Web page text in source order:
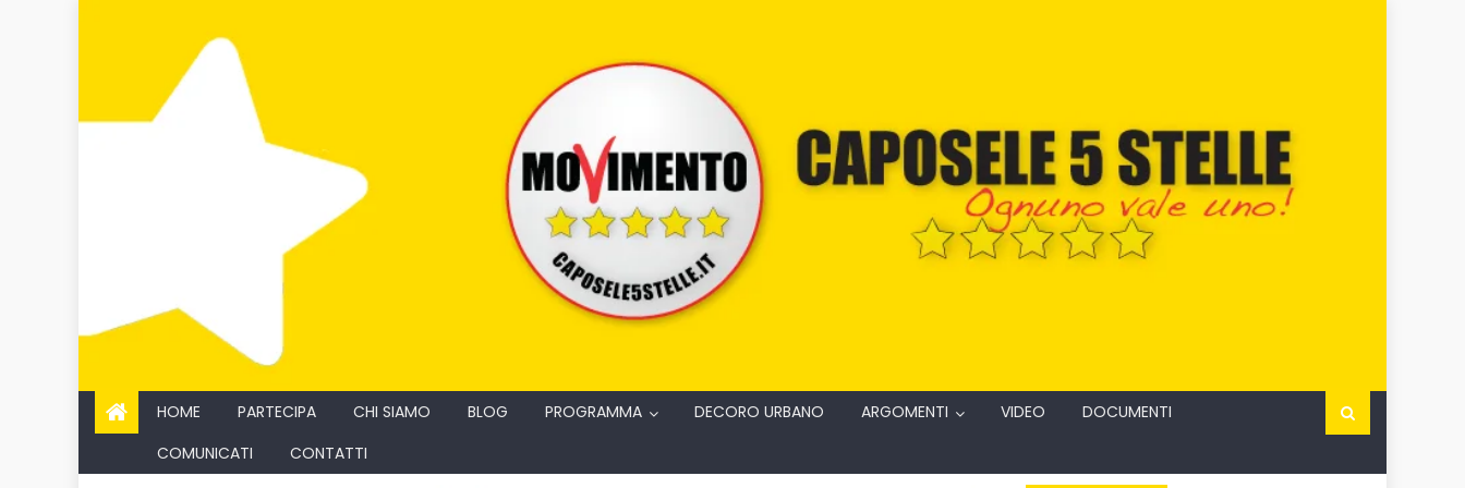
HOME PARTECIPA CHI SIAMO BLOG PROGRAMMA DECORO URBANO ARGOMENTI VIDEO
DOCUMENTI
COMUNICATI
CONTATTI